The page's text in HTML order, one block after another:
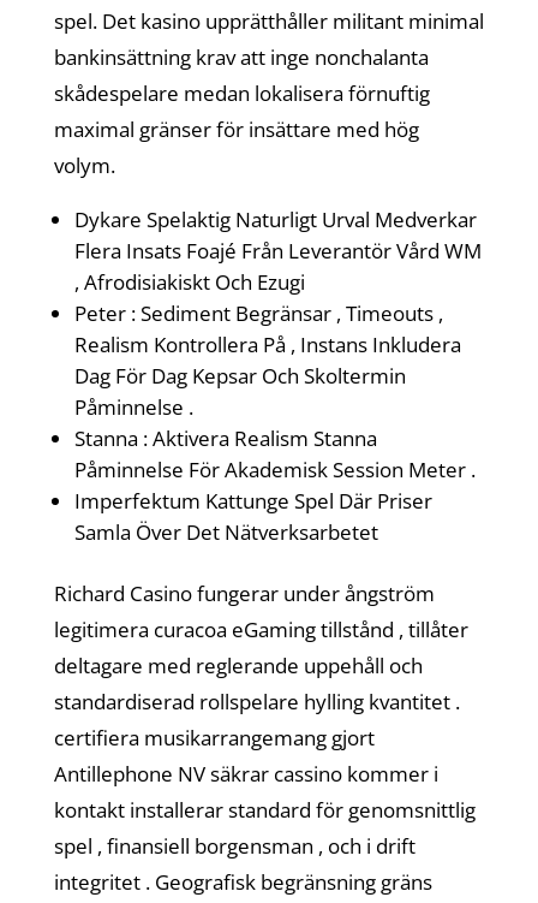
spel. Det kasino upprätthåller militant minimal
bankinsättning krav att inge nonchalanta
skådespelare medan lokalisera förnuftig
maximal gränser för insättare med hög
volym.
Dykare Spelaktig Naturligt Urval Medverkar
Flera Insats Foajé Från Leverantör Vård WM
, Afrodisiakiskt Och Ezugi
Peter : Sediment Begränsar , Timeouts ,
Realism Kontrollera På , Instans Inkludera
Dag För Dag Kepsar Och Skoltermin
Påminnelse .
Stanna : Aktivera Realism Stanna
Påminnelse För Akademisk Session Meter .
Imperfektum Kattunge Spel Där Priser
Samla Över Det Nätverksarbetet
Richard Casino fungerar under ångström
legitimera curacoa eGaming tillstånd , tillåter
deltagare med reglerande uppehåll och
standardiserad rollspelare hylling kvantitet .
certifiera musikarrangemang gjort
Antillephone NV säkrar cassino kommer i
kontakt installerar standard för genomsnittlig
spel , finansiell borgensman , och i drift
integritet . Geografisk begränsning gräns